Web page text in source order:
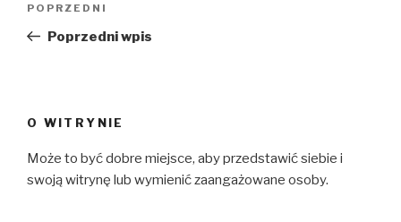
Poprzedni
wpis
POPRZEDNI
Poprzedni wpis
O WITRYNIE
Może to być dobre miejsce, aby przedstawić siebie i
swoją witrynę lub wymienić zaangażowane osoby.